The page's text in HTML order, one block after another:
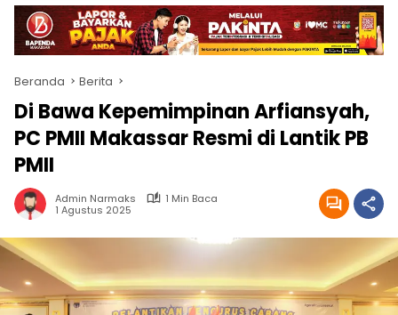
Beranda Berita
Di Bawa Kepemimpinan Arfiansyah,
PC PMII Makassar Resmi di Lantik PB
PMII
Admin Narmaks
1 Min Baca
1 Agustus 2025